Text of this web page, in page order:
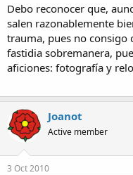
Debo reconocer que,
salen razonablemente
trauma, pues no consigo
fastidia sobremanera,
aficiones: fotografía y
Joanot
Active member
3 Oct 2010